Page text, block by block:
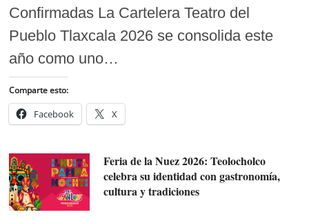
Confirmadas La Cartelera Teatro del
Pueblo Tlaxcala 2026 se consolida este
año como uno…
Comparte esto:
Facebook X
Feria de la Nuez 2026: Teolocholco
celebra su identidad con gastronomía,
cultura y tradiciones